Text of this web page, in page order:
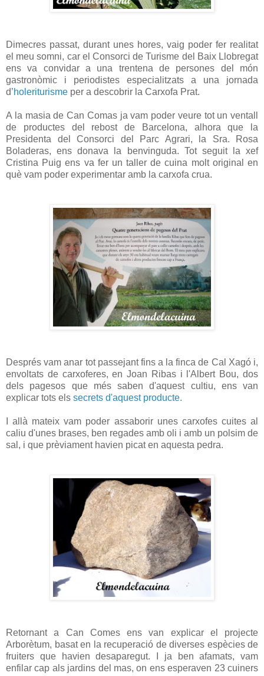
Dimecres passat, durant unes hores, vaig poder fer realitat
el meu somni, car el Consorci de Turisme del Baix Llobregat
ens va convidar a una trentena de persones del món
gastronòmic i periodistes especialitzats a una jornada
d’holeriturisme per a descobrir la Carxofa Prat.
A la masia de Can Comas ja vam poder veure tot un ventall
de productes del rebost de Barcelona, alhora que la
Presidenta del Consorci del Parc Agrari, la Sra. Rosa
Boladeras, ens donava la benvinguda. Tot seguit la xef
Cristina Puig ens va fer un taller de cuina molt original en
què vam poder experimentar amb la carxofa crua.
Després vam anar tot passejant fins a la finca de Cal Xagó i,
envoltats de carxoferes, en Joan Ribas i l'Albert Bou, dos
dels pagesos que més saben d'aquest cultiu, ens van
explicar tots els secrets d'aquest producte.
I allà mateix vam poder assaborir unes carxofes cuites al
caliu d'unes brases, ben regades amb oli i amb un polsim de
sal, i que prèviament havien picat en aquesta pedra.
Retornant a Can Comes ens van explicar el projecte
Arborètum, basat en la recuperació de diverses espècies de
fruiters que havien desaparegut. I ja ben afamats, vam
enfilar cap als jardins del mas, on ens esperaven 23 cuiners